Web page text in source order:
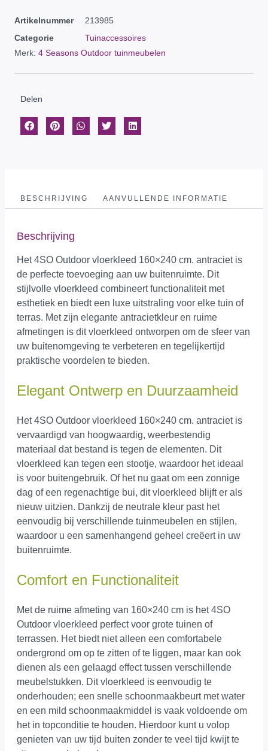
Artikelnummer
213985
Categorie
Tuinaccessoires
Merk: 4 Seasons Outdoor tuinmeubelen
Delen
BESCHRIJVING AANVULLENDE INFORMATIE
Beschrijving
Het 4SO Outdoor vloerkleed 160×240 cm. antraciet is
de perfecte toevoeging aan uw buitenruimte. Dit
stijlvolle vloerkleed combineert functionaliteit met
esthetiek en biedt een luxe uitstraling voor elke tuin of
terras. Met zijn elegante antracietkleur en ruime
afmetingen is dit vloerkleed ontworpen om de sfeer van
uw buitenomgeving te verbeteren en tegelijkertijd
praktische voordelen te bieden.
Elegant Ontwerp en Duurzaamheid
Het 4SO Outdoor vloerkleed 160×240 cm. antraciet is
vervaardigd van hoogwaardig, weerbestendig
materiaal dat bestand is tegen de elementen. Dit
vloerkleed kan tegen een stootje, waardoor het ideaal
is voor buitengebruik. Of het nu gaat om een zonnige
dag of een regenachtige bui, dit vloerkleed blijft er als
nieuw uitzien. Dankzij de neutrale kleur past het
eenvoudig bij verschillende tuinmeubelen en stijlen,
waardoor u een samenhangend geheel creëert in uw
buitenruimte.
Comfort en Functionaliteit
Met de ruime afmeting van 160×240 cm is het 4SO
Outdoor vloerkleed perfect voor grote tuinen of
terrassen. Het biedt niet alleen een comfortabele
ondergrond om op te zitten of te liggen, maar kan ook
dienen als een gelaagd effect tussen verschillende
meubelstukken. Dit vloerkleed is eenvoudig te
onderhouden; een snelle schoonmaakbeurt met water
en een mild schoonmaakmiddel is vaak voldoende om
het in topconditie te houden. Hierdoor kunt u volop
genieten van uw tijd buiten zonder te veel tijd kwijt te